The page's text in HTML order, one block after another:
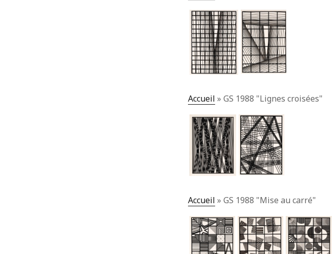
Accueil »GS 1988 "Lignes croisées"
Accueil »GS 1988 "Mise au carré"